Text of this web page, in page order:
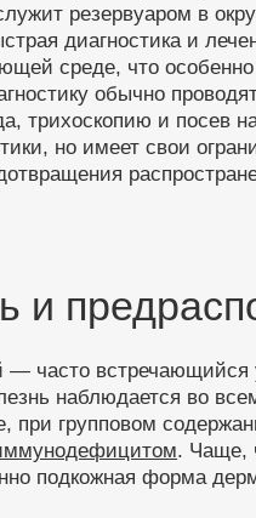
резервуаром в
диагностика и
среде, что
обычно
трихоскопию и посев
но имеет свои
и
часто встречающийся
наблюдается во
при групповом
. Чаще,
подкожная форма